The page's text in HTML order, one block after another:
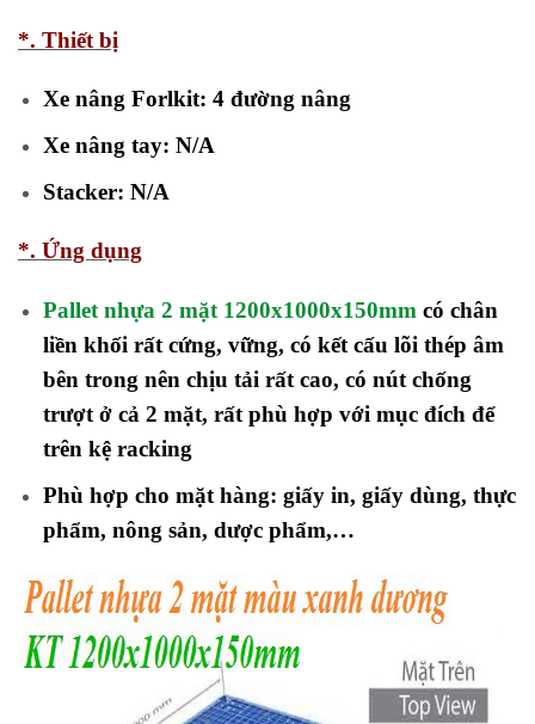
*. Thiết bị
Xe nâng Forlkit: 4 đường nâng
Xe nâng tay: N/A
Stacker: N/A
*. Ứng dụng
Pallet nhựa 2 mặt 1200x1000x150mm có chân
liền khối rất cứng, vững, có kết cấu lõi thép âm
bên trong nên chịu tải rất cao, có nút chống
trượt ở cả 2 mặt, rất phù hợp với mục đích để
trên kệ racking
Phù hợp cho mặt hàng: giấy in, giấy dùng, thực
phẩm, nông sản, dược phẩm,…